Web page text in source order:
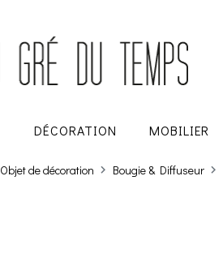
DÉCORATION MOBILIER
Objet de décoration Bougie & Diffuseur